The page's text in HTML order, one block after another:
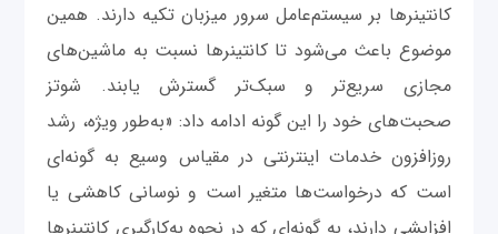
کانتینرها بر سیستم‌عامل سرور میزبان تکیه دارند. همین
موضوع باعث می‌شود تا کانتینرها نسبت به ماشین‌های
مجازی سریع‌تر و سبک‌تر گسترش یابند. شوتز
صحبت‌های خود را این‌ گونه ادامه داد: «به‌طور ویژه، رشد
روزافزون خدمات اینترنتی در مقیاس وسیع به ‌گونه‌ای
است که درخواست‌ها متغیر است و نوسانی کاهشی یا
افزایشی دارند، به گونه‌ای که در نحوه به‌کارگیری کانتینرها